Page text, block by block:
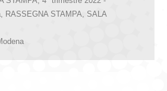
, RASSEGNA STAMPA, SALA